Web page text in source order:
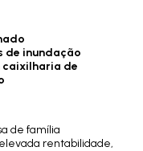
de inundação
caixilharia de
de família
rentabilidade,